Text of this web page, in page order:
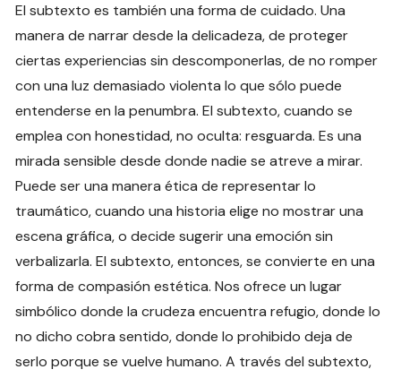
El subtexto es también una forma de cuidado. Una
manera de narrar desde la delicadeza, de proteger
ciertas experiencias sin descomponerlas, de no romper
con una luz demasiado violenta lo que sólo puede
entenderse en la penumbra. El subtexto, cuando se
emplea con honestidad, no oculta: resguarda. Es una
mirada sensible desde donde nadie se atreve a mirar.
Puede ser una manera ética de representar lo
traumático, cuando una historia elige no mostrar una
escena gráfica, o decide sugerir una emoción sin
verbalizarla. El subtexto, entonces, se convierte en una
forma de compasión estética. Nos ofrece un lugar
simbólico donde la crudeza encuentra refugio, donde lo
no dicho cobra sentido, donde lo prohibido deja de
serlo porque se vuelve humano. A través del subtexto,